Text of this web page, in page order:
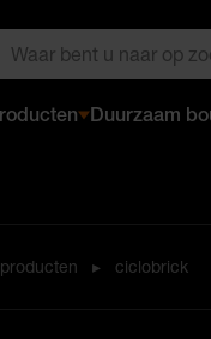
door Aberson
Duurzaam
▸ ciclobrick